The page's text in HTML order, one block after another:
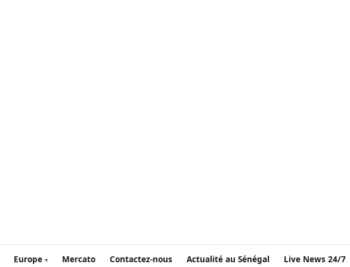
Europe Mercato Contactez-nous Actualité au Sénégal Live News 24/7